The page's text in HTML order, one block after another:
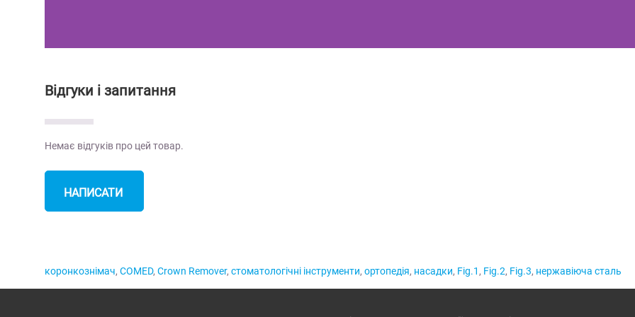
Відгуки і запитання
Немає відгуків про цей товар.
НАПИСАТИ
коронкознімач, COMED, Crown Remover, стоматологічні інструменти, ортопедія, насадки, Fig.1 , Fig.2, Fig.3, нержавіюча сталь